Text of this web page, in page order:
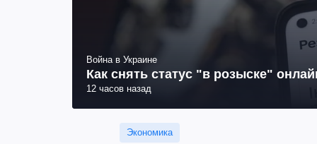
Война в Украине
Как снять статус "в розыске"
12 часов назад
Экономика